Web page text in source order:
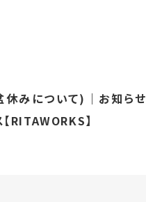
みについて)｜お知らせ
RITAWORKS】